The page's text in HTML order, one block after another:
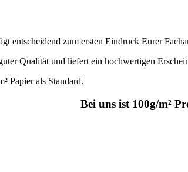
entscheidend zum ersten Eindruck Eurer
Qualität und liefert ein hochwertigen
Papier als Standard.
Bei uns ist 100g/m²